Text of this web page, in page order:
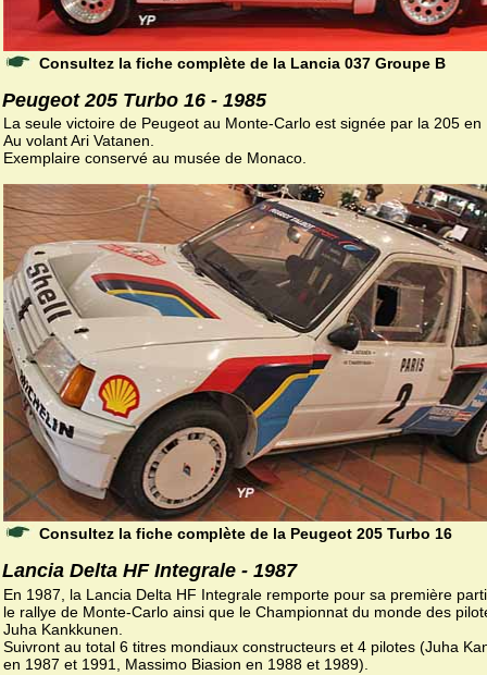
Consultez la fiche complète de la Lancia 037 Groupe B
Peugeot 205 Turbo 16 - 1985
La seule victoire de Peugeot au Monte-Carlo est signée par la 205 en
Au volant Ari Vatanen.
Exemplaire conservé au musée de Monaco.
Consultez la fiche complète de la Peugeot 205 Turbo 16
Lancia Delta HF Integrale - 1987
En 1987, la Lancia Delta HF Integrale remporte pour sa première
le rallye de Monte-Carlo ainsi que le Championnat du monde des
Juha Kankkunen.
Suivront au total 6 titres mondiaux constructeurs et 4 pilotes (Juha
en 1987 et 1991, Massimo Biasion en 1988 et 1989).